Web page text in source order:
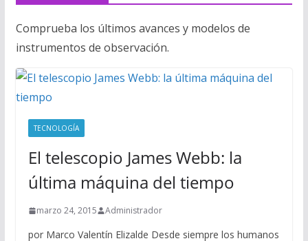
Comprueba los últimos avances y modelos de
instrumentos de observación.
TECNOLOGÍA
El telescopio James Webb: la
última máquina del tiempo
marzo 24, 2015 Administrador
por Marco Valentín Elizalde Desde siempre los humanos